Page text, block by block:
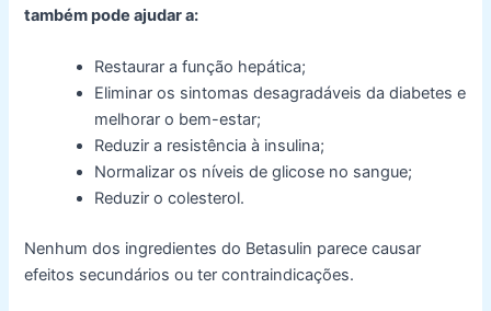
também pode ajudar a:
Restaurar a função hepática;
Eliminar os sintomas desagradáveis da diabetes e
melhorar o bem-estar;
Reduzir a resistência à insulina;
Normalizar os níveis de glicose no sangue;
Reduzir o colesterol.
Nenhum dos ingredientes do Betasulin parece causar
efeitos secundários ou ter contraindicações.